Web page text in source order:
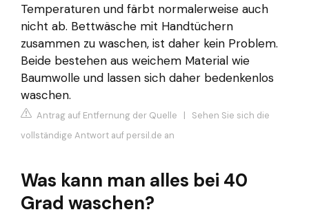
Temperaturen und färbt normalerweise auch
nicht ab. Bettwäsche mit Handtüchern
zusammen zu waschen, ist daher kein Problem.
Beide bestehen aus weichem Material wie
Baumwolle und lassen sich daher bedenkenlos
waschen.
Antrag auf Entfernung der Quelle | Sehen Sie sich die
vollständige Antwort auf persil.de an
Was kann man alles bei 40
Grad waschen?